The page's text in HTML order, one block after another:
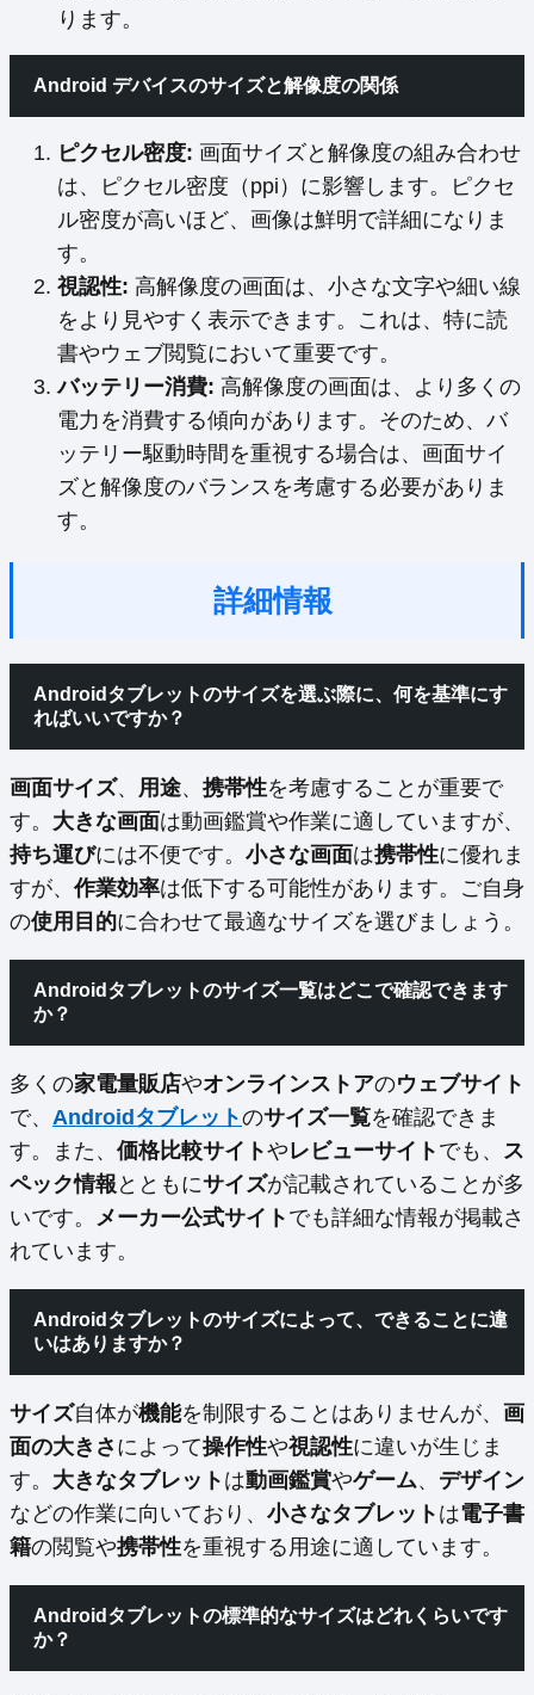
ります。
Android デバイスのサイズと解像度の関係
ピクセル密度: 画面サイズと解像度の組み合わせ
は、ピクセル密度（ppi）に影響します。ピクセ
ル密度が高いほど、画像は鮮明で詳細になりま
す。
視認性: 高解像度の画面は、小さな文字や細い線
をより見やすく表示できます。これは、特に読
書やウェブ閲覧において重要です。
バッテリー消費: 高解像度の画面は、より多くの
電力を消費する傾向があります。そのため、バ
ッテリー駆動時間を重視する場合は、画面サイ
ズと解像度のバランスを考慮する必要がありま
す。
詳細情報
Androidタブレットのサイズを選ぶ際に、何を基準にす
ればいいですか？
画面サイズ、 用途、 携帯性を考慮することが重要で
す。 大きな画面は動画鑑賞や作業に適していますが、
持ち運びには不便です。 小さな画面は携帯性に優れま
すが、作業効率は低下する可能性があります。ご自身
の使用目的に合わせて最適なサイズを選びましょう。
Androidタブレットのサイズ一覧はどこで確認できます
か？
多くの家電量販店やオンラインストアのウェブサイト
で、 Androidタブレットのサイズ一覧を確認できま
す。また、 価格比較サイトやレビューサイト でも、 ス
ペック情報 とともにサイズが記載されていることが多
いです。
メーカー公式サイト でも詳細な情報が掲載さ
れています。
Androidタブレットのサイズによって、できることに違
いはありますか？
サイズ自体が機能を制限することはありませんが、 画
面の大きさ によって操作性や視認性に違いが生じま
す。 大きなタブレット は動画鑑賞やゲーム、 デザイン
などの作業に向いており、 小さなタブレット は電子書
籍の閲覧や携帯性を重視する用途に適しています。
Androidタブレットの標準的なサイズはどれくらいです
か？